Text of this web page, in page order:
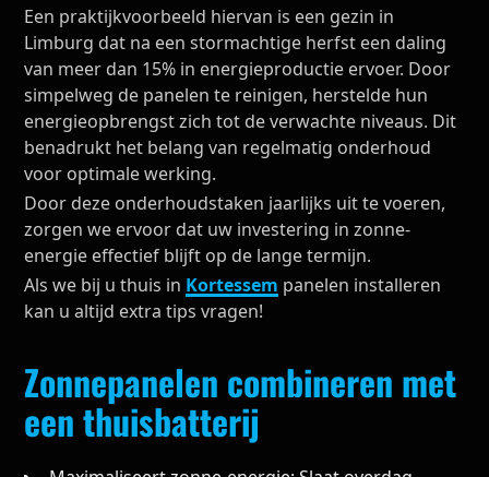
Een praktijkvoorbeeld hiervan is een gezin in
Limburg dat na een stormachtige herfst een daling
van meer dan 15% in energieproductie ervoer. Door
simpelweg de panelen te reinigen, herstelde hun
energieopbrengst zich tot de verwachte niveaus. Dit
benadrukt het belang van regelmatig onderhoud
voor optimale werking.
Door deze onderhoudstaken jaarlijks uit te voeren,
zorgen we ervoor dat uw investering in zonne-
energie effectief blijft op de lange termijn.
Als we bij u thuis in Kortessem panelen installeren
kan u altijd extra tips vragen!
Zonnepanelen combineren met
een thuisbatterij